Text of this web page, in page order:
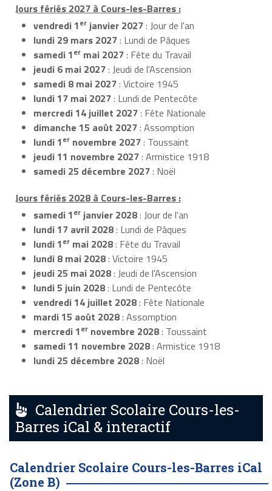
Jours fériés 2027 à Cours-les-Barres :
vendredi 1er janvier 2027: Jour de l'an
lundi 29 mars 2027: Lundi de Pâques
samedi 1er mai 2027: Fête du Travail
jeudi 6 mai 2027: Jeudi de l'Ascension
samedi 8 mai 2027: Victoire 1945
lundi 17 mai 2027: Lundi de Pentecôte
mercredi 14 juillet 2027: Fête Nationale
dimanche 15 août 2027: Assomption
lundi 1er novembre 2027: Toussaint
jeudi 11 novembre 2027: Armistice 1918
samedi 25 décembre 2027: Noël
Jours fériés 2028 à Cours-les-Barres :
samedi 1er janvier 2028: Jour de l'an
lundi 17 avril 2028: Lundi de Pâques
lundi 1er mai 2028: Fête du Travail
lundi 8 mai 2028: Victoire 1945
jeudi 25 mai 2028: Jeudi de l'Ascension
lundi 5 juin 2028: Lundi de Pentecôte
vendredi 14 juillet 2028: Fête Nationale
mardi 15 août 2028: Assomption
mercredi 1er novembre 2028: Toussaint
samedi 11 novembre 2028: Armistice 1918
lundi 25 décembre 2028: Noël
Calendrier Scolaire Cours-les-
Barres iCal & interactif
Calendrier Scolaire Cours-les-Barres iCal
(Zone B)